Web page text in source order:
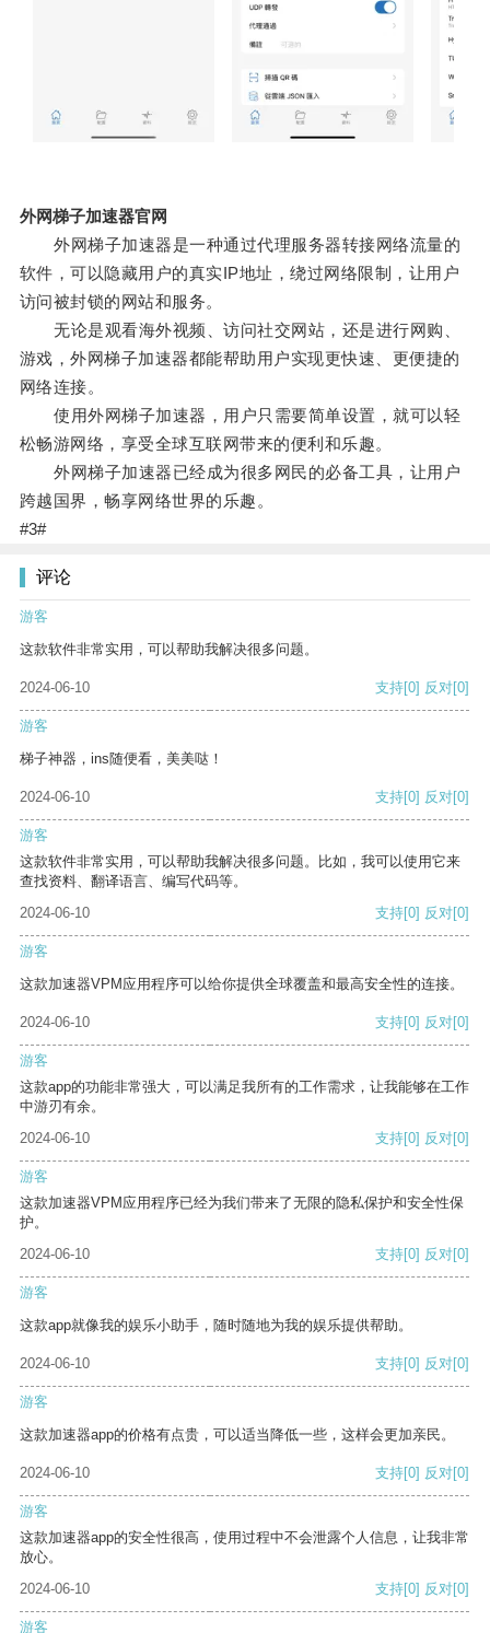
外网梯子加速器官网
外网梯子加速器是一种通过代理服务器转接网络流量的
软件，可以隐藏用户的真实IP地址，绕过网络限制，让用户
访问被封锁的网站和服务。
无论是观看海外视频、访问社交网站，还是进行网购、
游戏，外网梯子加速器都能帮助用户实现更快速、更便捷的
网络连接。
使用外网梯子加速器，用户只需要简单设置，就可以轻
松畅游网络，享受全球互联网带来的便利和乐趣。
外网梯子加速器已经成为很多网民的必备工具，让用户
跨越国界，畅享网络世界的乐趣。
#3#
评论
游客
这款软件非常实用，可以帮助我解决很多问题。
2024-06-10 支持[0] 反对[0]
游客
梯子神器，ins随便看，美美哒！
2024-06-10 支持[0] 反对[0]
游客
这款软件非常实用，可以帮助我解决很多问题。比如，我可以使用它来
查找资料、翻译语言、编写代码等。
2024-06-10
支持[0] 反对[0]
游客
这款加速器VPM应用程序可以给你提供全球覆盖和最高安全性的连接。
2024-06-10 支持[0] 反对[0]
游客
这款app的功能非常强大，可以满足我所有的工作需求，让我能够在工作
中游刃有余。
2024-06-10
支持[0] 反对[0]
游客
这款加速器VPM应用程序已经为我们带来了无限的隐私保护和安全性保
护。
2024-06-10
支持[0] 反对[0]
游客
这款app就像我的娱乐小助手，随时随地为我的娱乐提供帮助。
2024-06-10 支持[0] 反对[0]
游客
这款加速器app的价格有点贵，可以适当降低一些，这样会更加亲民。
2024-06-10 支持[0] 反对[0]
游客
这款加速器app的安全性很高，使用过程中不会泄露个人信息，让我非常
放心。
2024-06-10
支持[0] 反对[0]
游客